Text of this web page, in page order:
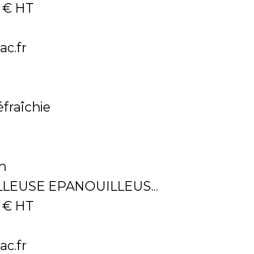
€ HT
EPANOUILLEUS...
€ HT